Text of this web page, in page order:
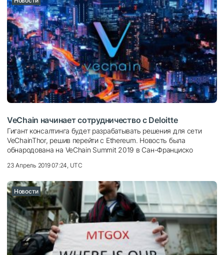
VeChain начинает сотрудничество с Deloitte
Гигант консалтинга будет разрабатывать решения для сети
VeChainThor, решив перейти с Ethereum. Новость была
обнародована на VeChain Summit 2019 в Сан-Франциско
23 Апрель 2019 07:24, UTC
Новости